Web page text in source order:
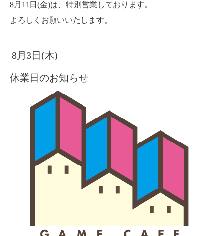
8月11日(金)は、特別営業しております。
よろしくお願いいたします。
8月3日(木)
休業日のお知らせ